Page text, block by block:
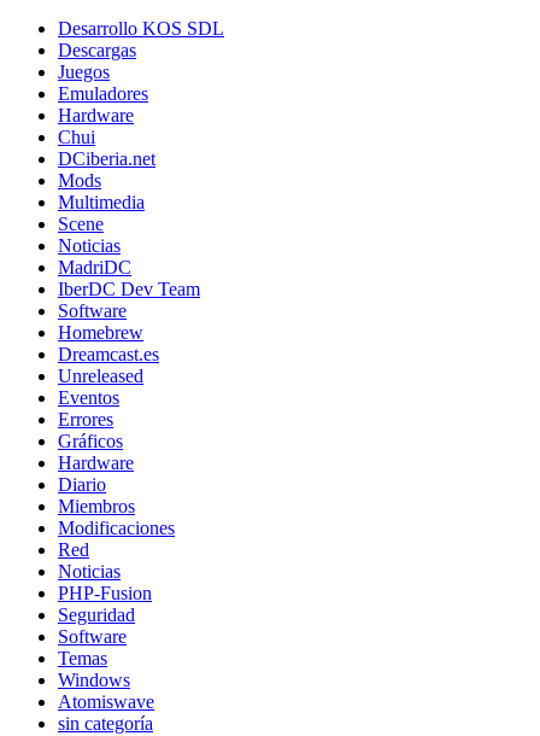
Desarrollo KOS SDL
Descargas
Juegos
Emuladores
Hardware
Chui
DCiberia.net
Mods
Multimedia
Scene
Noticias
MadriDC
IberDC Dev Team
Software
Homebrew
Dreamcast.es
Unreleased
Eventos
Errores
Gráficos
Hardware
Diario
Miembros
Modificaciones
Red
Noticias
PHP-Fusion
Seguridad
Software
Temas
Windows
Atomiswave
sin categoría